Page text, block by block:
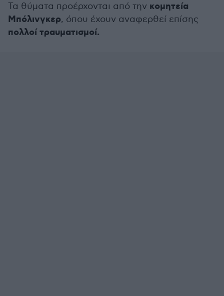
Τα θύματα προέρχονται από την κομητεία
Μπόλινγκερ, όπου έχουν αναφερθεί επίσης
πολλοί τραυματισμοί.